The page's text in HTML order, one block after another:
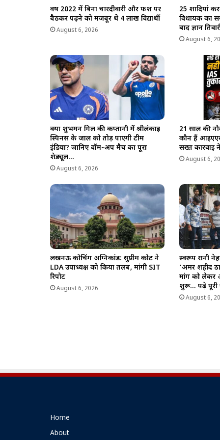
वर्ष 2022 में बिना चारदीवारी और फर्श पर
बैठकर पढ़ने को मजबूर थे 4 लाख विद्यार्थी
August 6, 2026
25 शादियां
विधायक का
बाद ज्ञान
August 6,
क्या शुभमन गिल की कप्तानी में श्रीलंकाई
स्पिनर्स के जाल को तोड़ पाएगी टीम
इंडिया? जानिए वॉर्म-अप मैच का पूरा
शेड्यूल…
August 6, 2026
21 साल की
कौन हैं
सख्त कार्रवाई
August 6,
लखनऊ कोचिंग अग्निकांड: सुप्रीम कोर्ट ने
LDA उपाध्यक्ष को किया तलब, मांगी SIT
रिपोर्ट
August 6, 2026
स्वरूप रानी
‘अमर शहीद
मांग को लेकर
शुरू… पढ़े
August 6,
Home
About